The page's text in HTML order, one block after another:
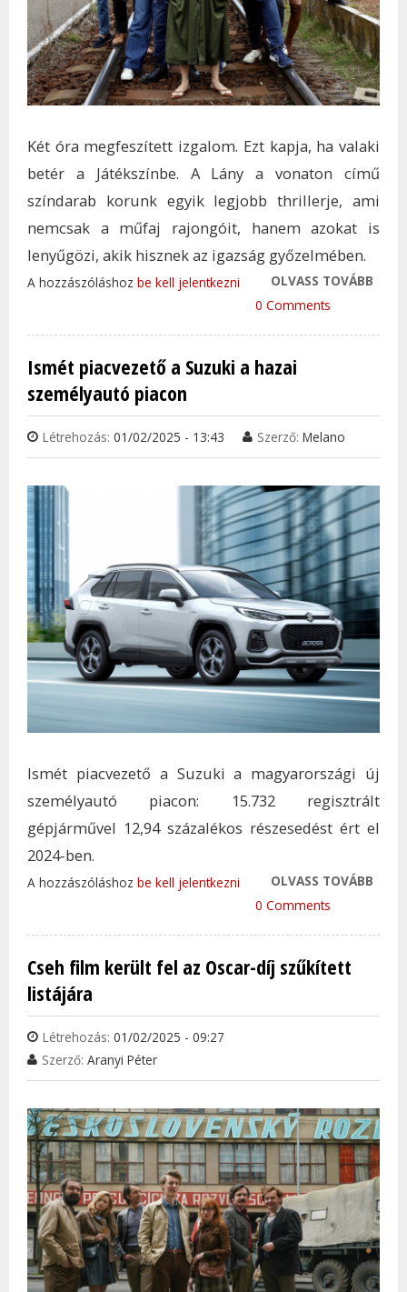
Két óra megfeszített izgalom. Ezt kapja, ha valaki
betér a Játékszínbe. A Lány a vonaton című
színdarab korunk egyik legjobb thrillerje, ami
nemcsak a műfaj rajongóit, hanem azokat is
lenyűgözi, akik hisznek az igazság győzelmében.
OLVASS TOVÁBB
A hozzászóláshoz be kell jelentkezni
0 Comments
Ismét piacvezető a Suzuki a hazai
személyautó piacon
Létrehozás: 01/02/2025 - 13:43 Szerző: Melano
Ismét piacvezető a Suzuki a magyarországi új
személyautó piacon: 15.732 regisztrált
gépjárművel 12,94 százalékos részesedést ért el
2024-ben.
OLVASS TOVÁBB
A hozzászóláshoz be kell jelentkezni
0 Comments
Cseh film került fel az Oscar-díj szűkített
listájára
Létrehozás: 01/02/2025 - 09:27
Szerző: Aranyi Péter